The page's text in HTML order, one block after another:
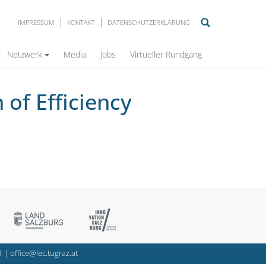
IMPRESSUM KONTAKT DATENSCHUTZERKLÄRUNG
Netzwerk Media Jobs Virtueller Rundgang
of Efficiency
| office@lec.tugraz.at